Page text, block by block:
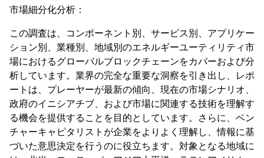
市場細分化分析：
この調査は、コンポーネント別、サービス別、アプリケー
ション別、業種別、地域別のエネルギーユーティリティ市
場におけるグローバルブロックチェーンをカバーおよび分
析しています。業界の完全な重要な洞察を引き出し、レポ
ートは、プレーヤーが最新の傾向、現在の市場シナリオ、
政府のイニシアチブ、および市場に関連する技術を理解す
る機会を提供することを目的としています。さらに、ベン
チャーキャピタリストが企業をよりよく理解し、情報に基
づいた意思決定を行うのに役立ちます。対象となる地域に